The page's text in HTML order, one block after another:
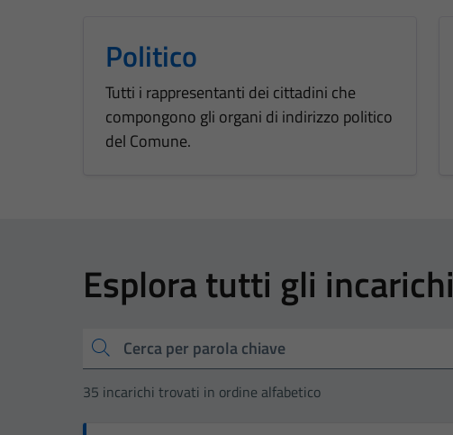
Politico
Tutti i rappresentanti dei cittadini che
compongono gli organi di indirizzo politico
del Comune.
Esplora tutti gli incarichi
Cerca
35 incarichi trovati in ordine alfabetico